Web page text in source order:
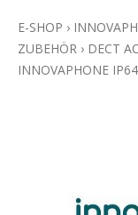
E-SHOP ›
ZUBEHÖR › DECT
INNOVAPHONE